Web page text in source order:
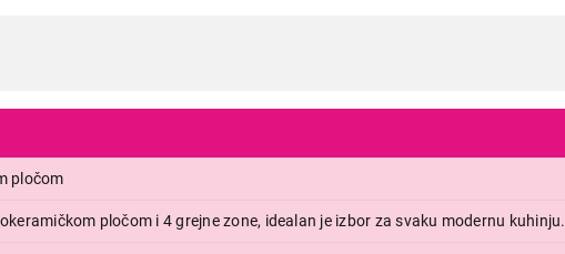
pločom
pločom i 4 grejne zone, idealan je izbor za svaku modernu kuhinju.